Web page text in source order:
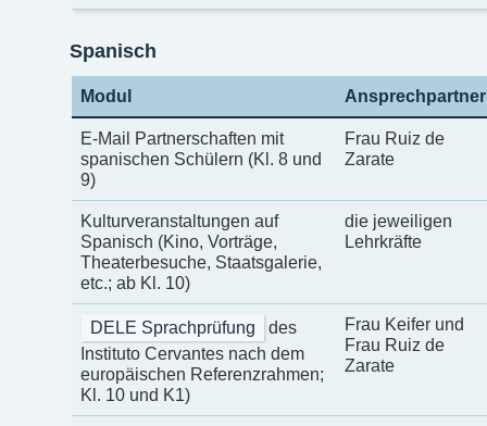
Spanisch
Modul Ansprechpartner
E-Mail Partnerschaften mit
spanischen Schülern (Kl. 8 und
9)
Frau Ruiz de
Zarate
Kulturveranstaltungen auf
Spanisch (Kino, Vorträge,
Theaterbesuche, Staatsgalerie,
etc.; ab Kl. 10)
die jeweiligen
Lehrkräfte
DELE Sprachprüfung
des
Instituto Cervantes nach dem
europäischen Referenzrahmen;
Kl. 10 und K1)
Frau Keifer und
Frau Ruiz de
Zarate